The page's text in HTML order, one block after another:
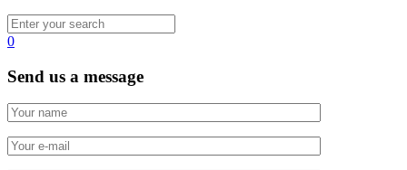
0
Send us a message